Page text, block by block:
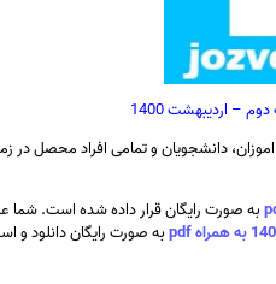
– اردیبهشت 1400
دانشجویان و تمامی افراد محصل در
به صورت رایگان قرار داده شده است. شما
به صورت رایگان دانلود و